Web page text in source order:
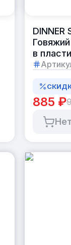
DINNER
Говяжий
в
885 ₽